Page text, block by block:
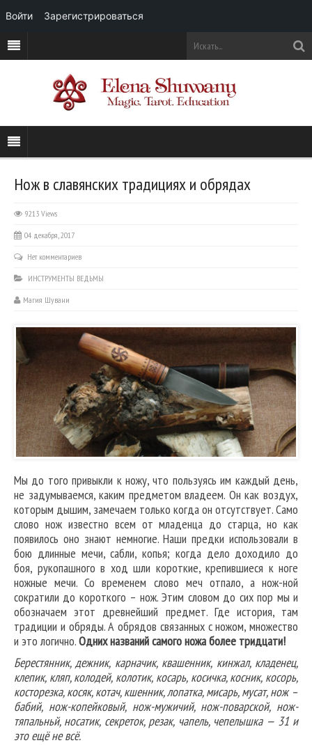
Нож в славянских традициях и обрядах
9213 Views
04 декабря, 2017
Нет комментариев
ИНСТРУМЕНТЫ ВЕДЬМЫ
Магия Шувани
Мы до того привыкли к ножу, что пользуясь им каждый день,
не задумываемся, каким предметом владеем. Он как воздух,
которым дышим, замечаем только когда он отсутствует. Само
слово нож известно всем от младенца до старца, но как
появилось оно знают немногие. Наши предки использовали в
бою длинные мечи, сабли, копья; когда дело доходило до
боя, рукопашного в ход шли короткие, крепившиеся к ноге
ножные мечи. Со временем слово меч отпало, а нож-ной
сократили до короткого – нож. Этим словом до сих пор мы и
обозначаем этот древнейший предмет. Где история, там
традиции и обряды. А обрядов связанных с ножом, множество
и это логично.Одних названий самого ножа более тридцати!
Берестянник, дежник, карначик, квашенник, кинжал, кладенец,
клепик, кляп, колодей, колотик, косарь, косичка, косник, косорь,
косторезка, косяк, котач, кшенник, лопатка, мисарь, мусат, нож –
бабий, нож-копейковый, нож-мужичий, нож-поварской, нож-
тяпальньй, носатик, секреток, резак, чапель, чепелышка — 31 и
это ещё не всё.
Войти Зарегистрироваться